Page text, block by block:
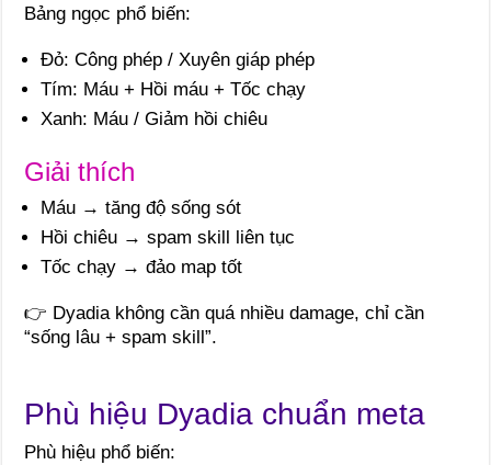
Bảng ngọc phổ biến:
Đỏ: Công phép / Xuyên giáp phép
Tím: Máu + Hồi máu + Tốc chạy
Xanh: Máu / Giảm hồi chiêu
Giải thích
Máu → tăng độ sống sót
Hồi chiêu → spam skill liên tục
Tốc chạy → đảo map tốt
👉 Dyadia không cần quá nhiều damage, chỉ cần
“sống lâu + spam skill”.
Phù hiệu Dyadia chuẩn meta
Phù hiệu phổ biến: